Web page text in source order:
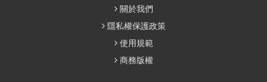
關於我們
隱私權保護政策
使用規範
商務版權